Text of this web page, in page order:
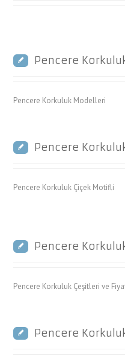
Pencere
Pencere Korkuluk Modelleri
Pencere
Pencere Korkuluk Çiçek Motifli
Pencere
Pencere Korkuluk Çeşitleri ve
Pencere